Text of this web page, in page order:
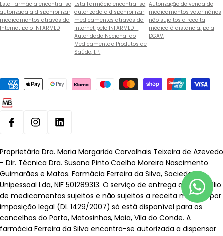
Esta Farmácia encontra-se
autorizada a disponibilizar
medicamentos através da
Internet pelo INFARMED
Esta Farmácia encontra-se
autorizada a disponibilizar
medicamentos através da
Internet pelo INFARMED -
Autoridade Nacional do
Medicamento e Produtos de
Saúde, I.P.
Autorização de venda de
medicamentos veterinários
não sujeitos a receita
médica à distância, pela
DGAV.
Métodos
pagamento
FacebookInstagramLinkedin
Proprietária Dra. Maria Margarida Carvalhais Teixeira de Azevedo
- Dir. Técnica Dra. Susana Pinto Coelho Moreira Nascimento
Guimarães e Matos. Farmácia Ferreira da Silva, Sociedade
Unipessoal Lda, NIF 501289313. O serviço de entrega ao domicílio
de medicamentos sujeitos e não sujeitos a receita médica, por
imposição legal (DL 1429/2007) só está disponível para os
concelhos do Porto, Matosinhos, Maia, Vila do Conde. A
farmácia Ferreira da Silva encontra-se autorizada a dispensar